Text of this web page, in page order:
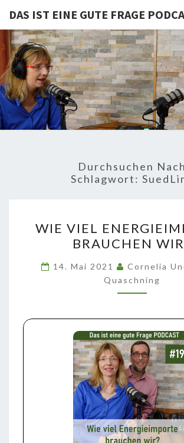
DAS IST EINE GUTE FRAGE
Von
Volker
Quaschning
Podcast
Klimakrise
Fakten
Durchsuchen Nach
Schlagwort:
VIEL
WIR?
WIE VIEL
BRAUCHEN
14. Mai 2021
Cornelia
Quaschning